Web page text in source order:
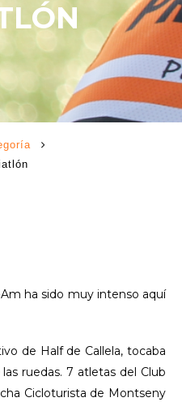
ha sido muy intenso aquí
de Half de Callela, tocaba
ruedas. 7 atletas del Club
Cicloturista de Montseny